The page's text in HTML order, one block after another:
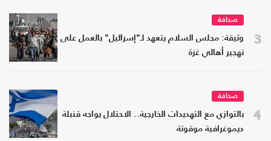
3
صحافة
وثيقة: مجلس السلام يتعهد لـ"إسرائيل" بالعمل على
تهجير أهالي غزة
4
صحافة
بالتوازي مع التهديدات الخارجية.. الاحتلال يواجه قنبلة
ديموغرافية موقوتة